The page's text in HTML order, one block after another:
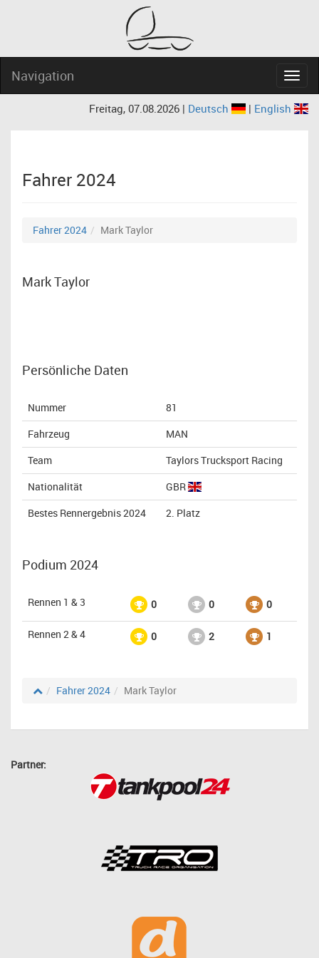
Navigation
Freitag, 07.08.2026 | Deutsch | English
Fahrer 2024
Fahrer 2024 Mark Taylor
Mark Taylor
Persönliche Daten
Nummer
81
Fahrzeug
MAN
Team
Taylors Trucksport Racing
Nationalität
GBR
Bestes Rennergebnis 2024
2. Platz
Podium 2024
Rennen 1 & 3 0 0 0
Rennen 2 & 4 0 2 1
Fahrer 2024 Mark Taylor
Partner: